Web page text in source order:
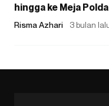
hingga ke Meja Polda
Risma Azhari 3 bulan